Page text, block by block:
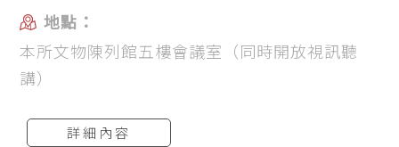
地點：
本所文物陳列館五樓會議室（同時開放視訊聽
講）
詳細內容